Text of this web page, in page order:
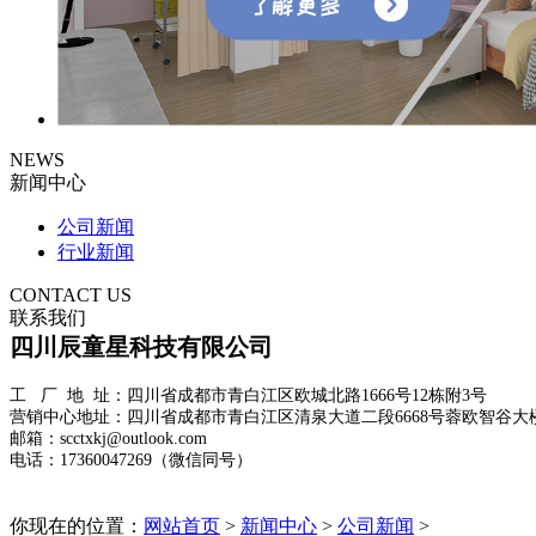
NEWS
新闻中心
公司新闻
行业新闻
CONTACT US
联系我们
四川辰童星科技有限公司
工 厂 地 址：四川省成都市青白江区欧城北路1666号12栋附3号
营销中心地址：四川省成都市青白江区清泉大道二段6668号蓉欧智谷大
邮箱：scctxkj@outlook.com
电话：17360047269（微信同号）
你现在的位置： 网站首页 > 新闻中心 > 公司新闻 >